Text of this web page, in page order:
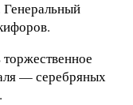
Генеральный
— серебряных